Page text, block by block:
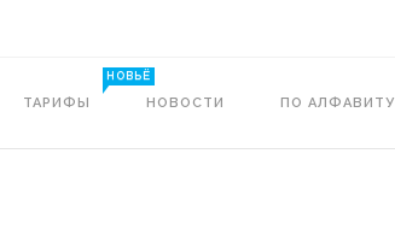
ТАРИФЫ
НОВЬЁ
НОВОСТИ ПО АЛФАВИТУ